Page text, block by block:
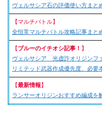
ヴェルサシア石の評価使い方まと
【マルチバトル】
全恒常マルチバトル攻略記事まと
【 ブルーのイチオシ記事！ 】
ヴェルサシア 光虚詐オリジンフ
リミテッド武器作成優先度、必要
【最新情報 】
ランサーオリジンおすすめ編成を